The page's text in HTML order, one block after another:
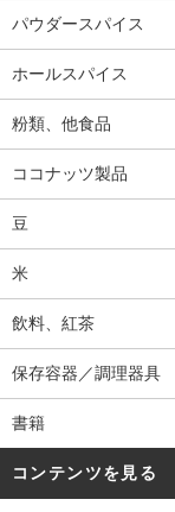
パウダースパイス
ホールスパイス
粉類、他食品
ココナッツ製品
豆
米
飲料、紅茶
保存容器／調理器具
書籍
コンテンツを見る